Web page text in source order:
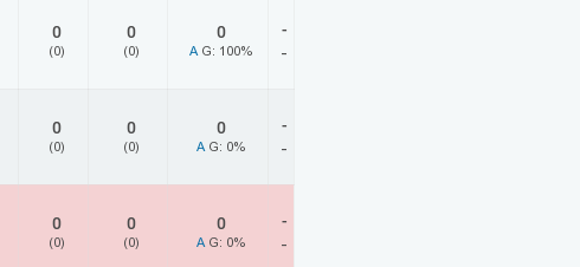
0
(0)
0
(0)
0
A G: 100%
-
-
0
(0)
0
(0)
0
A G: 0%
-
-
0
(0)
0
(0)
0
A G: 0%
-
-